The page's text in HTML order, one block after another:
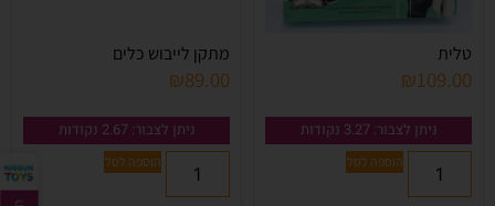
טלית
₪109.00
ניתן לצבור: 3.27 נקודות
הוספה לסל
מתקן לייבוש כלים
₪89.00
ניתן לצבור: 2.67 נקודות
הוספה לסל